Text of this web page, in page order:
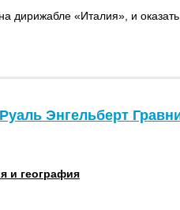
дирижабле «Италия», и
Энгельберт
и география